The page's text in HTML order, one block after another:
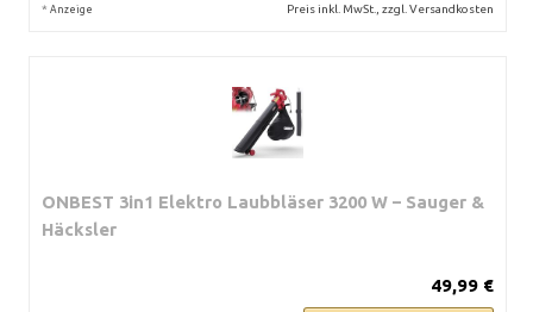
* Anzeige Preis inkl. MwSt., zzgl. Versandkosten
ONBEST 3in1 Elektro Laubbläser 3200 W – Sauger &
Häcksler
49,99 €